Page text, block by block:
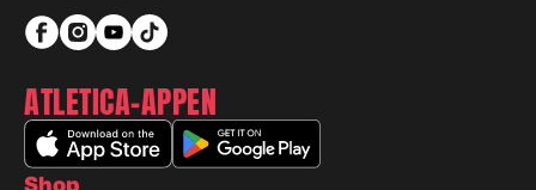
Shop
ATLETICA-APPEN